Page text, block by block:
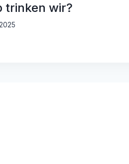
trinken wir?